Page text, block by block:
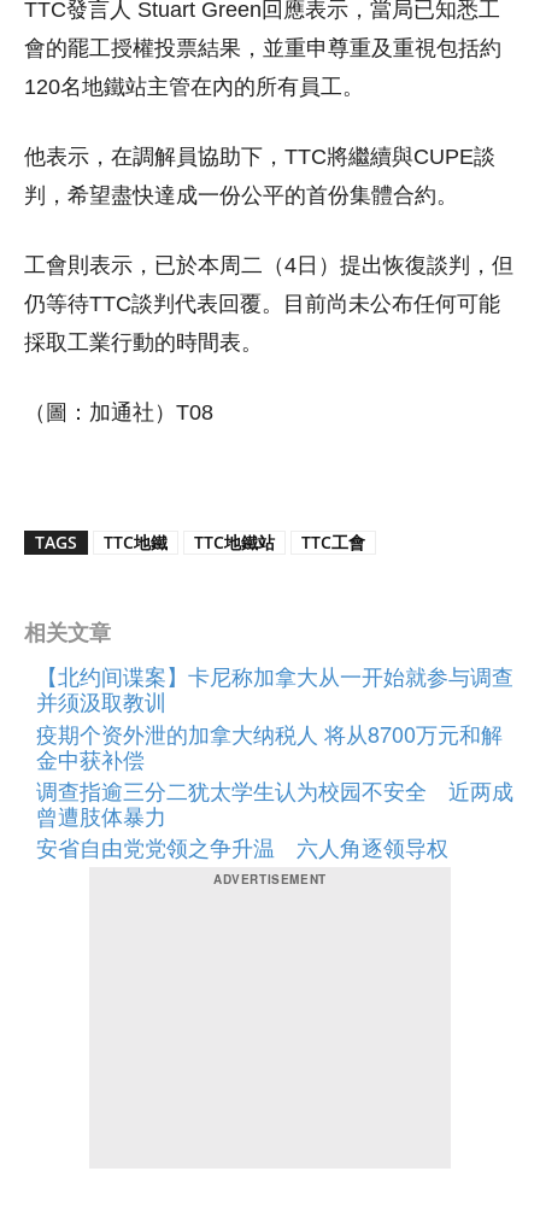
TTC發言人 Stuart Green回應表示，當局已知悉工
會的罷工授權投票結果，並重申尊重及重視包括約
120名地鐵站主管在內的所有員工。
他表示，在調解員協助下，TTC將繼續與CUPE談
判，希望盡快達成一份公平的首份集體合約。
工會則表示，已於本周二（4日）提出恢復談判，但
仍等待TTC談判代表回覆。目前尚未公布任何可能
採取工業行動的時間表。
（圖：加通社）T08
TAGS TTC地鐵 TTC地鐵站 TTC工會
相关文章
【北约间谍案】卡尼称加拿大从一开始就参与调查
并须汲取教训
疫期个资外泄的加拿大纳税人 将从8700万元和解
金中获补偿
调查指逾三分二犹太学生认为校园不安全 近两成
曾遭肢体暴力
安省自由党党领之争升温 六人角逐领导权